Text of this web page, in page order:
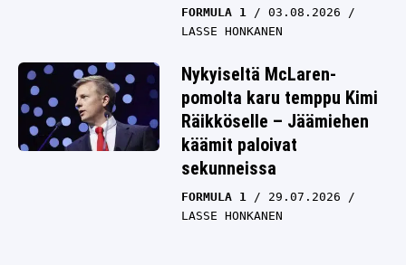
FORMULA 1
03.08.2026
LASSE HONKANEN
Nykyiseltä McLaren-
pomolta karu temppu Kimi
Räikköselle – Jäämiehen
käämit paloivat
sekunneissa
FORMULA 1
29.07.2026
LASSE HONKANEN